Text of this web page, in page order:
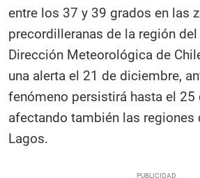
entre los 37 y 39 grados en las
precordilleranas de la región
Dirección Meteorológica de
una alerta el 21 de diciembre,
fenómeno persistirá hasta el 25
afectando también las regiones
Lagos.